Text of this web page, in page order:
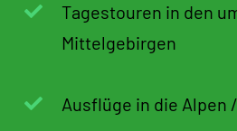
Tagestouren in den
Mittelgebirgen
Ausflüge in die Alpen